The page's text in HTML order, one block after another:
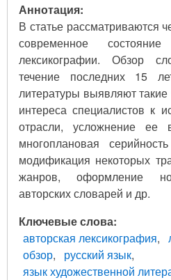
Аннотация:
В статье рассматриваются
современное
лексикографии. Обзор
течение последних 15
литературы выявляют такие
интереса специалистов к
отрасли, усложнение ее
многоплановая
модификация некоторых
жанров, оформление
авторских словарей и др.
Ключевые слова
авторская лексикография
обзор
русский язык
язык художественной